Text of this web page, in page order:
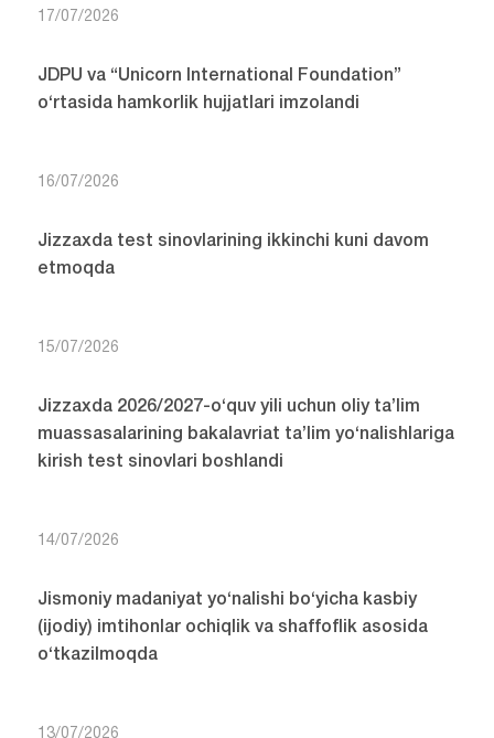
17/07/2026
JDPU va “Unicorn International Foundation”
o‘rtasida hamkorlik hujjatlari imzolandi
16/07/2026
Jizzaxda test sinovlarining ikkinchi kuni davom
etmoqda
15/07/2026
Jizzaxda 2026/2027-o‘quv yili uchun oliy ta’lim
muassasalarining bakalavriat ta’lim yo‘nalishlariga
kirish test sinovlari boshlandi
14/07/2026
Jismoniy madaniyat yo‘nalishi bo‘yicha kasbiy
(ijodiy) imtihonlar ochiqlik va shaffoflik asosida
o‘tkazilmoqda
13/07/2026